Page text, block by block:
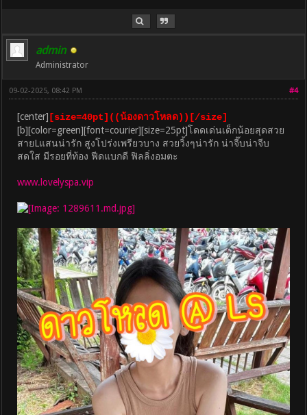
admin
Administrator
#4
09-02-2025, 08:42 PM
[center] [size=40pt]((น้องดาวโหลด))[/size]
[b][color=green][font=courier][size=25pt]โดดเด่นเด็กน้อยสุดสวย
สายLแสนน่ารัก สูงโปร่งเพรียวบาง สวยวิ้งๆน่ารัก น่าจี๊บน่าจีบ
สดใส มีรอยที่ท้อง ฟีดแบกดี ฟิลลิ่งอมตะ
www.lovelyspa.vip